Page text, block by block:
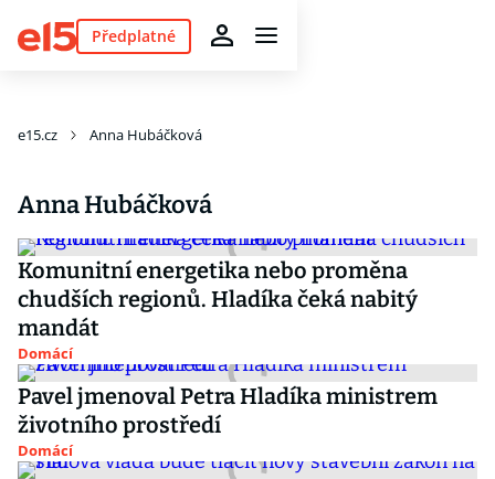
Předplatné
e15.cz Anna Hubáčková
Anna Hubáčková
Komunitní energetika nebo proměna
chudších regionů. Hladíka čeká nabitý
mandát
Domácí
Pavel jmenoval Petra Hladíka ministrem
životního prostředí
Domácí